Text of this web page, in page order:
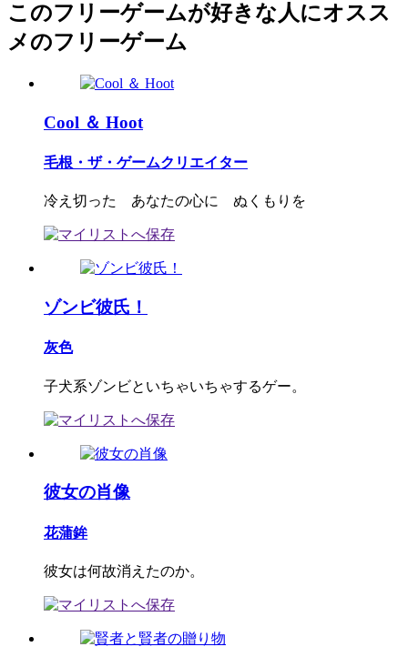
このフリーゲームが好きな人にオスス
メのフリーゲーム
Cool ＆ Hoot
毛根・ザ・ゲームクリエイター
冷え切った あなたの心に ぬくもりを
ゾンビ彼氏！
灰色
子犬系ゾンビといちゃいちゃするゲー。
彼女の肖像
花蒲鉾
彼女は何故消えたのか。